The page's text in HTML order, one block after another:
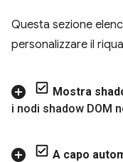
Questa sezione
personalizzare il
Mostra
i nodi shadow DOM
A capo